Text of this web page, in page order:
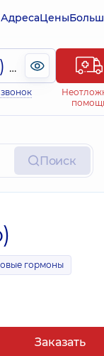
АдресаЦены
(044) 495-2-888
Поиск
гормоны
Заказать